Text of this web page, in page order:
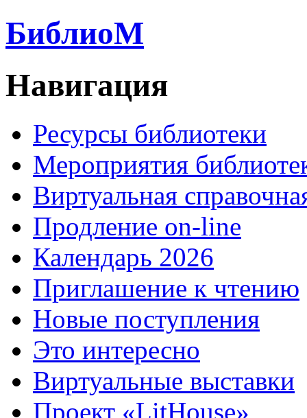
БиблиоМ
Навигация
Ресурсы библиотеки
Мероприятия
Виртуальная
Продление on-line
Календарь 2026
Приглашение к чтению
Новые поступления
Это интересно
Виртуальные выставки
Проект «LitHouse»